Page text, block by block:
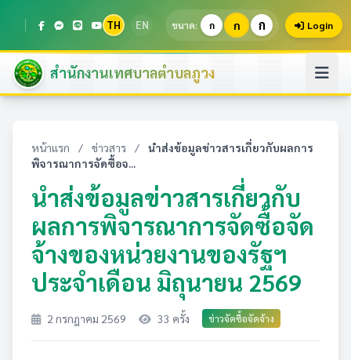
TH EN ขนาด: ก ก ก Login
สำนักงานเทศบาลตำบลภูวง
หน้าแรก / ข่าวสาร /
นำส่งข้อมูลข่าวสารเกี่ยวกับผลการ
พิจารณาการจัดซื้อจ...
นำส่งข้อมูลข่าวสารเกี่ยวกับ
ผลการพิจารณาการจัดซื้อจัด
จ้างของหน่วยงานของรัฐฯ
ประจำเดือน มิถุนายน 2569
2 กรกฎาคม 2569 33 ครั้ง ข่าวจัดซื้อจัดจ้าง